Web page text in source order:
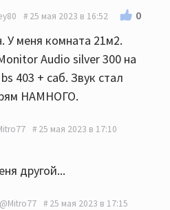
25 мая 2023 в 16:52 0
У меня комната 21м2.
Audio silver 300 на
403 + саб. Звук стал
НАМНОГО.
25 мая 2023 в 17:10
другой...
@Mitro77 25 мая 2023 в 17:15